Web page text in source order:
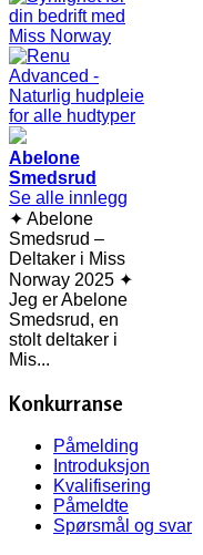
Abelone
Smedsrud
Se alle innlegg
✦ Abelone
Smedsrud –
Deltaker i Miss
Norway 2025 ✦
Jeg er Abelone
Smedsrud, en
stolt deltaker i
Mis...
Konkurranse
Påmelding
Introduksjon
Kvalifisering
Påmeldte
Spørsmål og svar